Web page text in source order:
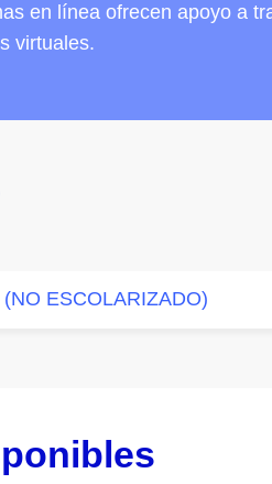
en línea ofrecen apoyo a
virtuales.
ESCOLARIZADO)